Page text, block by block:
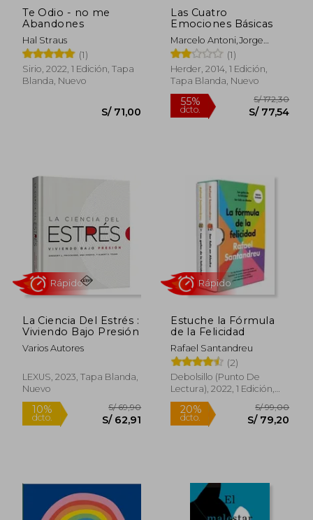
Te Odio - no me
Abandones
Hal Straus
(1)
Sirio, 2022, 1 Edición, Tapa
Blanda, Nuevo
Las Cuatro
Emociones Básicas
Marcelo Antoni,Jorge
Zentner,
(1)
Herder, 2014, 1 Edición,
Tapa Blanda, Nuevo
55%
dcto.
La Ciencia Del Estrés :
Viviendo Bajo Presión
Varios Autores
LEXUS, 2023, Tapa Blanda,
Nuevo
Estuche la Fórmula
de la Felicidad
Rafael Santandreu
(2)
Debolsillo (Punto De
Lectura), 2022, 1 Edición,
Tapa Blanda, Nuevo